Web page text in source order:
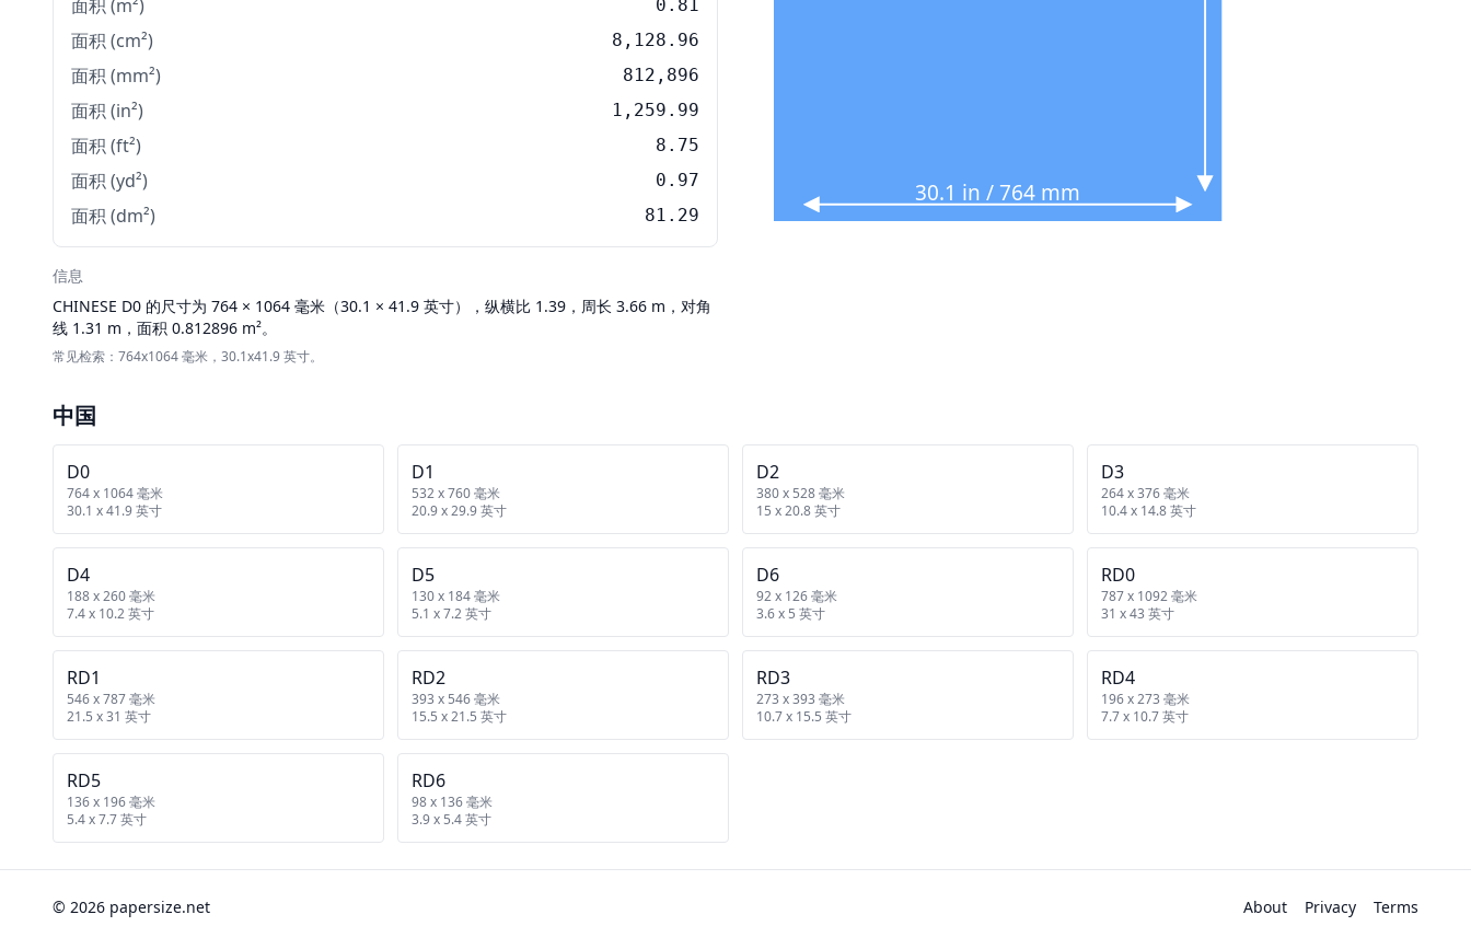
面积 (m²) 0.81
面积 (cm²) 8,128.96
面积 (mm²) 812,896
面积 (in²) 1,259.99
面积 (ft²) 8.75
面积 (yd²) 0.97
面积 (dm²) 81.29
信息
CHINESE D0 的尺寸为 764 × 1064 毫米（30.1 × 41.9 英寸），纵横比 1.39，周长 3.66 m，对角
线 1.31 m，面积 0.812896 m²。
常见检索：764x1064 毫米，30.1x41.9 英寸。
30.1 in / 764 mm
中国
D0
764 x 1064 毫米
30.1 x 41.9 英寸
D1
532 x 760 毫米
20.9 x 29.9 英寸
D2
380 x 528 毫米
15 x 20.8 英寸
D3
264 x 376 毫米
10.4 x 14.8 英寸
D4
188 x 260 毫米
7.4 x 10.2 英寸
D5
130 x 184 毫米
5.1 x 7.2 英寸
D6
92 x 126 毫米
3.6 x 5 英寸
RD0
787 x 1092 毫米
31 x 43 英寸
RD1
546 x 787 毫米
21.5 x 31 英寸
RD2
393 x 546 毫米
15.5 x 21.5 英寸
RD3
273 x 393 毫米
10.7 x 15.5 英寸
RD4
196 x 273 毫米
7.7 x 10.7 英寸
RD5
136 x 196 毫米
5.4 x 7.7 英寸
RD6
98 x 136 毫米
3.9 x 5.4 英寸
© 2026 papersize.net About Privacy Terms